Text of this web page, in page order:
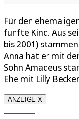
Für den
fünfte Kind. Aus
bis 2001)
Anna hat er mit
Sohn Amadeus
Ehe mit Lilly
ANZEIGE X